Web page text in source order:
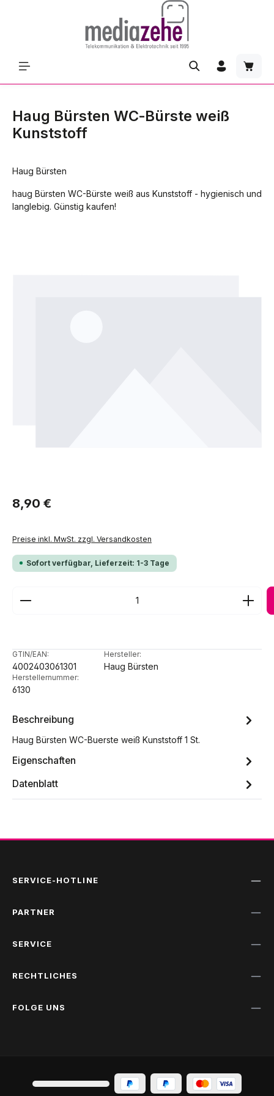
Haug Bürsten WC‑Bürste weiß
Kunststoff
Haug Bürsten
haug Bürsten WC-Bürste weiß aus Kunststoff - hygienisch und
langlebig. Günstig kaufen!
Regulärer Preis:
8,90 €
Preise inkl. MwSt. zzgl. Versandkosten
Sofort verfügbar, Lieferzeit: 1-3 Tage
Produkt Anzahl: Gib den gewünschten Wert ein
GTIN/EAN:
4002403061301
Hersteller:
Haug Bürsten
Herstellernummer:
6130
Beschreibung
Haug Bürsten WC-Buerste weiß Kunststoff 1 St.
Eigenschaften
Datenblatt
SERVICE-HOTLINE
PARTNER
SERVICE
RECHTLICHES
FOLGE UNS